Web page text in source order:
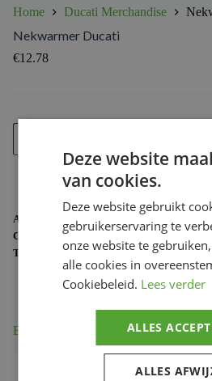
Home Ducati Merchandise
Nekwarmer Ducati
€12.78
Nekwarmer
aantal
ARTIKELNUMMER:
CATEGORIE:
DUCATI MERCHANDISE
TAG:
987691009
Beschrijving
Deze website
van cookies.
Deze website gebruikt
gebruikerservaring te
onze website te
alle cookies in
Cookiebeleid. Lees verder
ALLES
ALLES